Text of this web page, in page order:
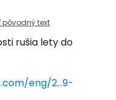
pôvodný text
rušia lety do
eng/2...9-